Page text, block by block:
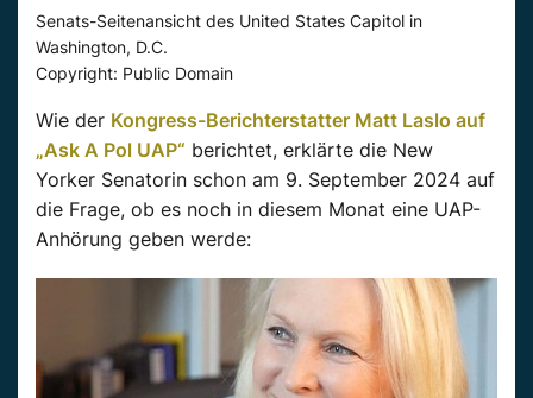
Senats-Seitenansicht des United States Capitol in
Washington, D.C.
Copyright: Public Domain
Wie der Kongress-Berichterstatter Matt Laslo auf
„Ask A Pol UAP“ berichtet, erklärte die New
Yorker Senatorin schon am 9. September 2024 auf
die Frage, ob es noch in diesem Monat eine UAP-
Anhörung geben werde: